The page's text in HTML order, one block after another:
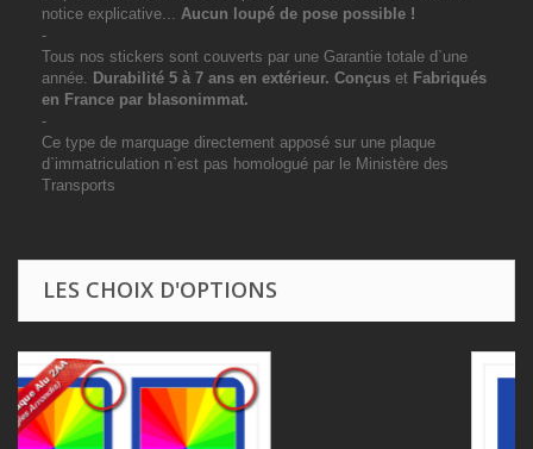
notice explicative... Aucun loupé de pose possible !
-
Tous nos stickers sont couverts par une Garantie totale d`une
année. Durabilité 5 à 7 ans en extérieur. Conçus et Fabriqués
en France par blasonimmat.
-
Ce type de marquage directement apposé sur une plaque
d`immatriculation n`est pas homologué par le Ministère des
Transports
LES CHOIX D'OPTIONS